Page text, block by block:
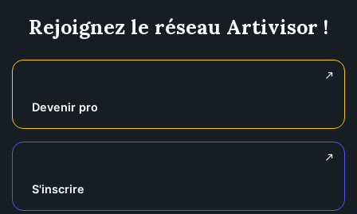
Rejoignez le réseau Artivisor !
Devenir pro
S'inscrire